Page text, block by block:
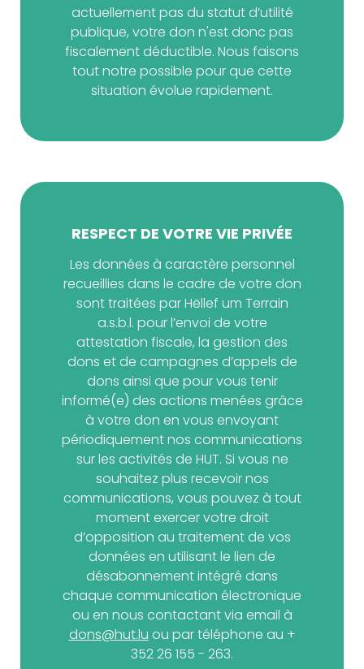
actuellement pas du statut d’utilité
publique, votre don n'est donc pas
fiscalement déductible. Nous faisons
tout notre possible pour que cette
situation évolue rapidement.
RESPECT DE VOTRE VIE PRIVÉE
Les données à caractère personnel
recueillies dans le cadre de votre don
sont traitées par Hëllef um Terrain
a.s.b.l. pour l’envoi de votre
attestation fiscale, la gestion des
dons et de campagnes d’appels de
dons ainsi que pour vous tenir
informé(e) des actions menées grâce
à votre don en vous envoyant
périodiquement nos communications
sur les activités de HUT. Si vous ne
souhaitez plus recevoir nos
communications, vous pouvez à tout
moment exercer votre droit
d’opposition au traitement de vos
données en utilisant le lien de
désabonnement intégré dans
chaque communication électronique
ou en nous contactant via email à
dons@hut.lu ou par téléphone au +
352 26 155 - 263.